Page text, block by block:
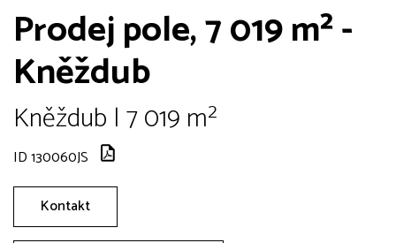
Prodej pole, 7 019 m² -
Kněždub
Kněždub | 7 019 m²
ID 130060JS
Kontakt